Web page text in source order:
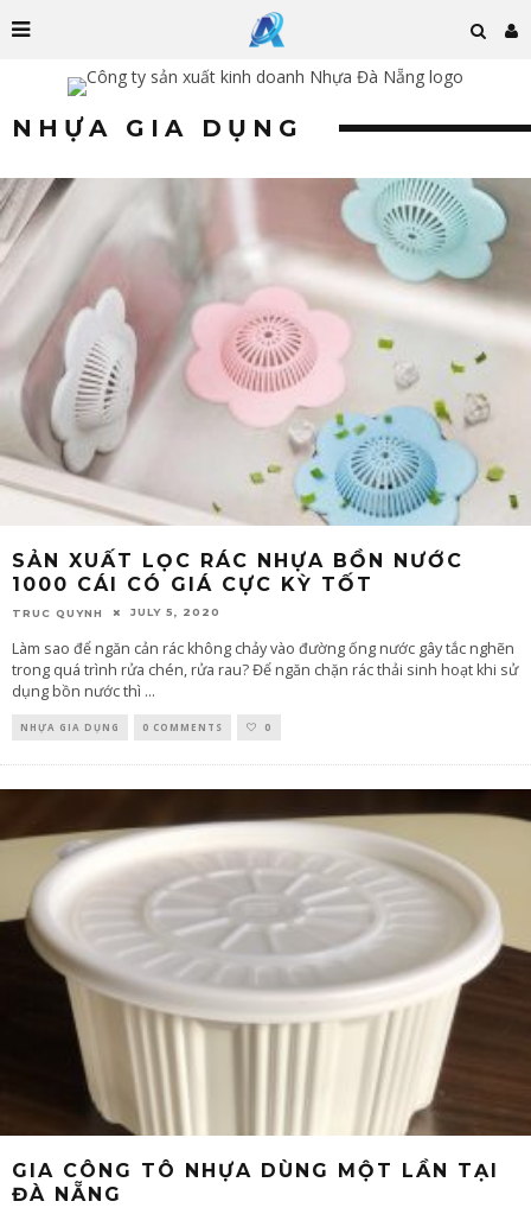
NHỰA GIA DỤNG
SẢN XUẤT LỌC RÁC NHỰA BỒN NƯỚC
1000 CÁI CÓ GIÁ CỰC KỲ TỐT
TRUC QUYNH JULY 5, 2020
Làm sao để ngăn cản rác không chảy vào đường ống nước gây tắc nghẽn
trong quá trình rửa chén, rửa rau? Để ngăn chặn rác thải sinh hoạt khi sử
dụng bồn nước thì ...
NHỰA GIA DỤNG 0 COMMENTS 0
GIA CÔNG TÔ NHỰA DÙNG MỘT LẦN TẠI
ĐÀ NẴNG